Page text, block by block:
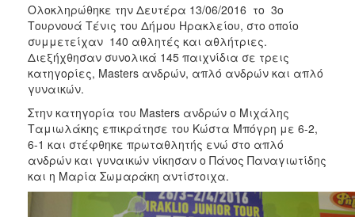
Ολοκληρώθηκε την Δευτέρα 13/06/2016 το 3ο
Τουρνουά Τένις του Δήμου Ηρακλείου, στο οποίο
συμμετείχαν 140 αθλητές και αθλήτριες.
Διεξήχθησαν συνολικά 145 παιχνίδια σε τρεις
κατηγορίες, Masters ανδρών, απλό ανδρών και απλό
γυναικών.
Στην κατηγορία του Masters ανδρών ο Μιχάλης
Ταμιωλάκης επικράτησε του Κώστα Μπόγρη με 6-2,
6-1 και στέφθηκε πρωταθλητής ενώ στο απλό
ανδρών και γυναικών νίκησαν ο Πάνος Παναγιωτίδης
και η Μαρία Σωμαράκη αντίστοιχα.